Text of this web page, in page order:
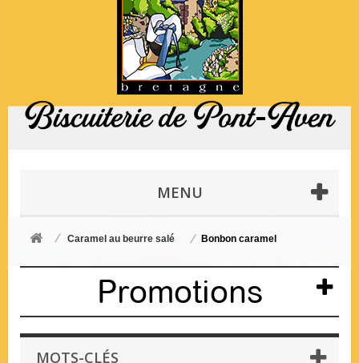
MENU
Caramel au beurre salé Bonbon caramel
Promotions
MOTS-CLÉS